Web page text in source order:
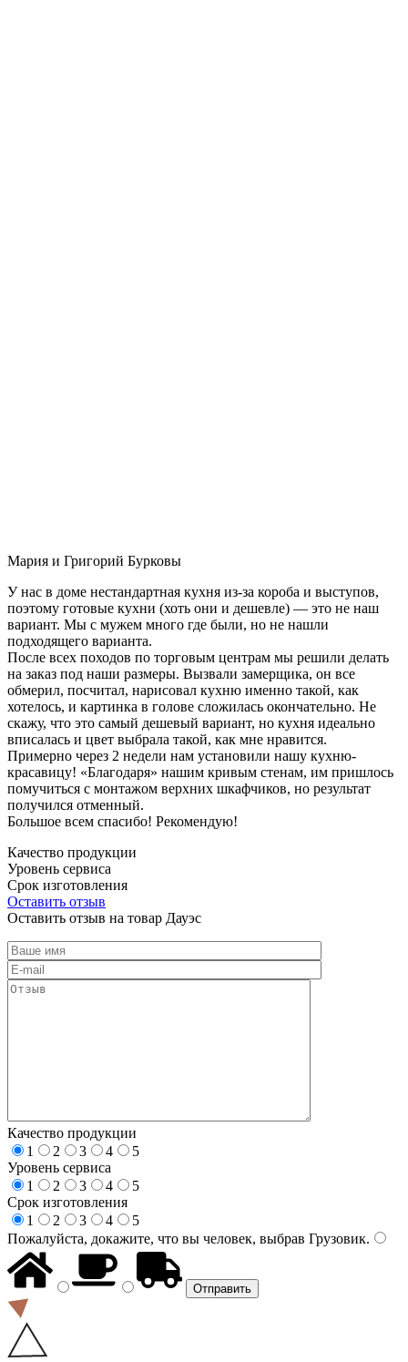
Мария и Григорий Бурковы
У нас в доме нестандартная кухня из-за короба и выступов,
поэтому готовые кухни (хоть они и дешевле) — это не наш
вариант. Мы с мужем много где были, но не нашли
подходящего варианта.
После всех походов по торговым центрам мы решили делать
на заказ под наши размеры. Вызвали замерщика, он все
обмерил, посчитал, нарисовал кухню именно такой, как
хотелось, и картинка в голове сложилась окончательно. Не
скажу, что это самый дешевый вариант, но кухня идеально
вписалась и цвет выбрала такой, как мне нравится.
Примерно через 2 недели нам установили нашу кухню-
красавицу! «Благодаря» нашим кривым стенам, им пришлось
помучиться с монтажом верхних шкафчиков, но результат
получился отменный.
Большое всем спасибо! Рекомендую!
Качество продукции
Уровень сервиса
Срок изготовления
Оставить отзыв
Оставить отзыв на товар Дауэс
Качество продукции
1
2 3 4
5
Уровень сервиса
1
2 3 4
5
Срок изготовления
1
2 3 4
5
Пожалуйста, докажите, что вы человек, выбрав Грузовик.